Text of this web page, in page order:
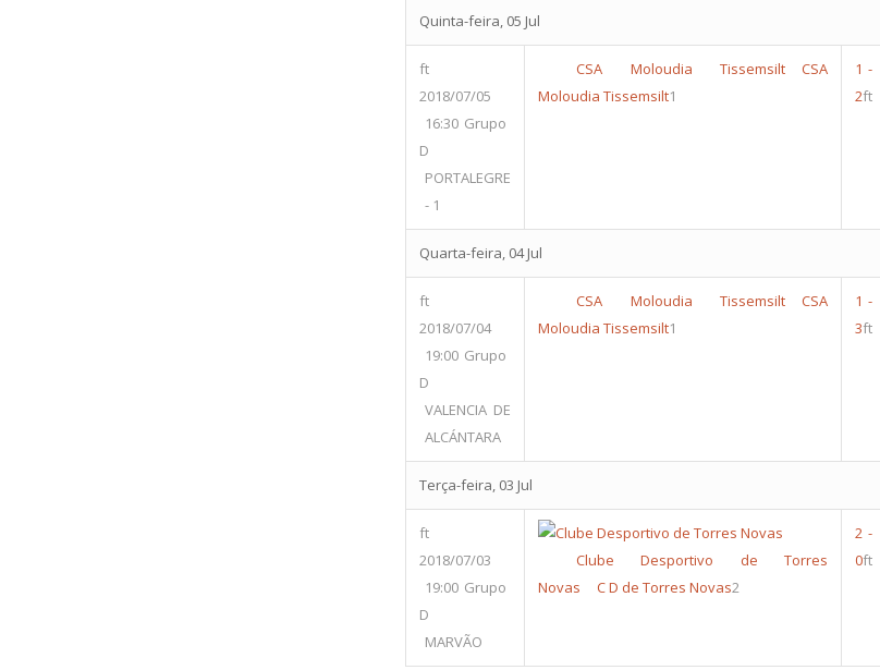
Quinta-feira, 05 Jul
ft
2018/07/05
16:30 Grupo
D
PORTALEGRE
- 1
CSA Moloudia Tissemsilt
CSA
Moloudia Tissemsilt1
1 -
2ft
Quarta-feira, 04 Jul
ft
2018/07/04
19:00 Grupo
D
VALENCIA DE
ALCÁNTARA
CSA Moloudia Tissemsilt
CSA
Moloudia Tissemsilt1
1 -
3ft
Terça-feira, 03 Jul
ft
2018/07/03
19:00 Grupo
D
MARVÃO
Clube Desportivo de Torres
Novas
C D de Torres Novas2
2 -
0ft